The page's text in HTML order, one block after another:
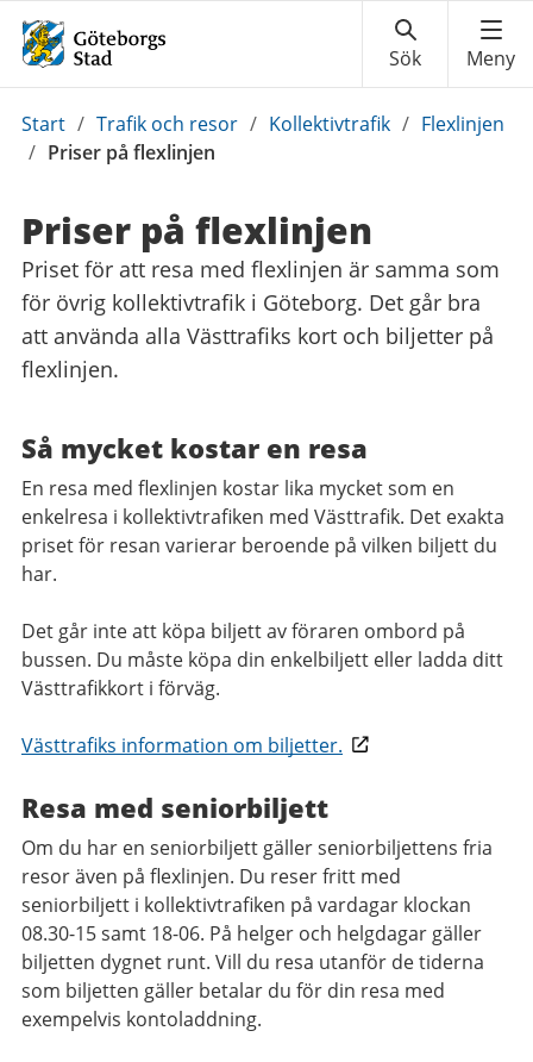
Du
är
Start / Trafik och resor / Kollektivtrafik / Flexlinjen
/ Priser på flexlinjen
Priser på flexlinjen
Priset för att resa med flexlinjen är samma som
för övrig kollektivtrafik i Göteborg. Det går bra
att använda alla Västtrafiks kort och biljetter på
flexlinjen.
Så mycket kostar en resa
En resa med flexlinjen kostar lika mycket som en
enkelresa i kollektivtrafiken med Västtrafik. Det exakta
priset för resan varierar beroende på vilken biljett du
har.
Det går inte att köpa biljett av föraren ombord på
bussen. Du måste köpa din enkelbiljett eller ladda ditt
Västtrafikkort i förväg.
Västtrafiks information om biljetter.
Resa med seniorbiljett
Om du har en seniorbiljett gäller seniorbiljettens fria
resor även på flexlinjen. Du reser fritt med
seniorbiljett i kollektivtrafiken på vardagar klockan
08.30-15 samt 18-06. På helger och helgdagar gäller
biljetten dygnet runt. Vill du resa utanför de tiderna
som biljetten gäller betalar du för din resa med
exempelvis kontoladdning.